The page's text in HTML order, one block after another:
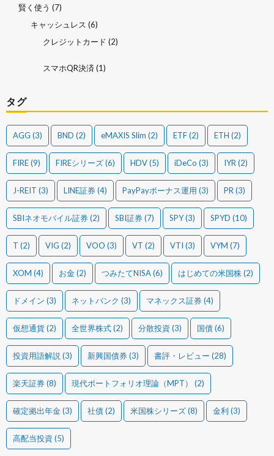
賢く使う (7)
キャッシュレス (6)
クレジットカード (2)
スマホQR決済 (1)
タグ
AGG (3) BND (2) eMAXIS Slim (2) ETF(2) ETH (2)
FIRE(9) FIREシリーズ(6) HDV(5) iDeCo (3) IYR (2)
J-REIT (3) LINE証券(4) PayPayボーナス運用 (3) PR (3)
SBIネオモバイル証券(2) SBI証券(7) SPY(3) SPYD (10)
T (2) VIG (2) VOO (3) VT (2) VTI (3) VYM (7)
XOM (4) お金(2) つみたてNISA(6) はじめての米国株(2)
ドメイン (3) ネットバンク (3) マネックス証券(4)
仮想通貨(2) 全世界株式(2) 分散投資 (3) 国債(6)
投資用語解説 (3) 新興国債券(3) 書評・レビュー (28)
楽天証券(8) 現代ポートフォリオ理論（MPT） (2)
確定拠出年金(3) 社債(2) 米国株シリーズ(8) 金利 (3)
高配当投資 (5)